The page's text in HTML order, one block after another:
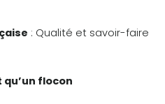
: Qualité et savoir-faire
flocon